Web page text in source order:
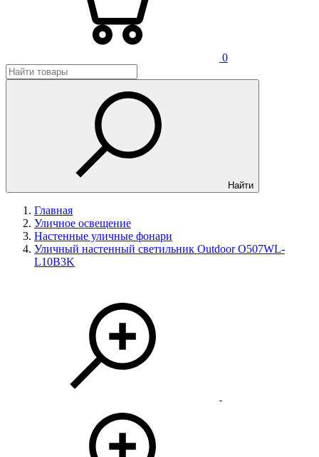
0
Найти
Главная
Уличное освещение
Настенные уличные фонари
Уличный настенный светильник Outdoor O507WL-
L10B3K